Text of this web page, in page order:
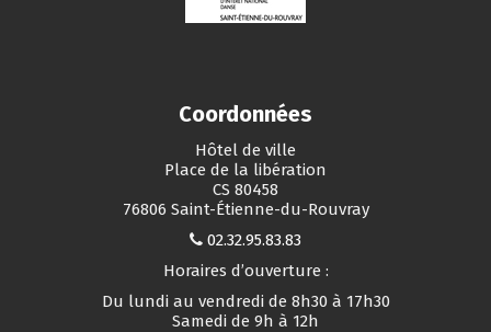
Coordonnées
Hôtel de ville
Place de la libération
CS 80458
76806 Saint-Étienne-du-Rouvray
02.32.95.83.83
Horaires d’ouverture :
Du lundi au vendredi de 8h30 à 17h30
Samedi de 9h à 12h